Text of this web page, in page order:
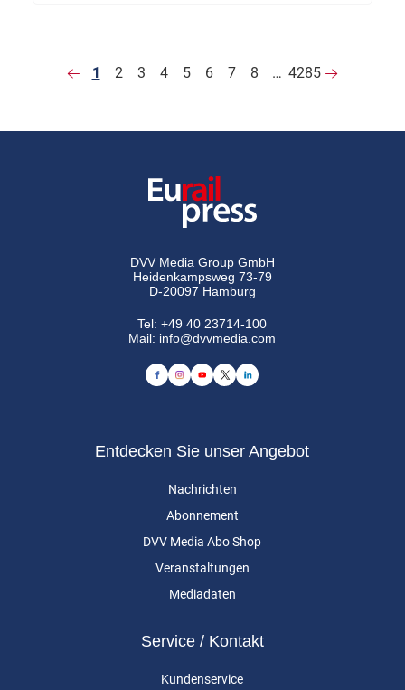
1 2 3 4 5 6 7 8 … 4285
DVV Media Group GmbH
Heidenkampsweg 73-79
D-20097 Hamburg
Tel:+49 40 23714-100
Mail: info@dvvmedia.com
Entdecken Sie unser Angebot
Nachrichten
Abonnement
DVV Media Abo Shop
Veranstaltungen
Mediadaten
Service / Kontakt
Kundenservice